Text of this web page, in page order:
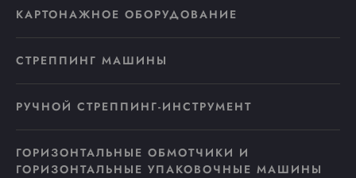
КАРТОНАЖНОЕ ОБОРУДОВАНИЕ
СТРЕППИНГ МАШИНЫ
РУЧНОЙ СТРЕППИНГ-ИНСТРУМЕНТ
ГОРИЗОНТАЛЬНЫЕ ОБМОТЧИКИ И
ГОРИЗОНТАЛЬНЫЕ УПАКОВОЧНЫЕ МАШИНЫ